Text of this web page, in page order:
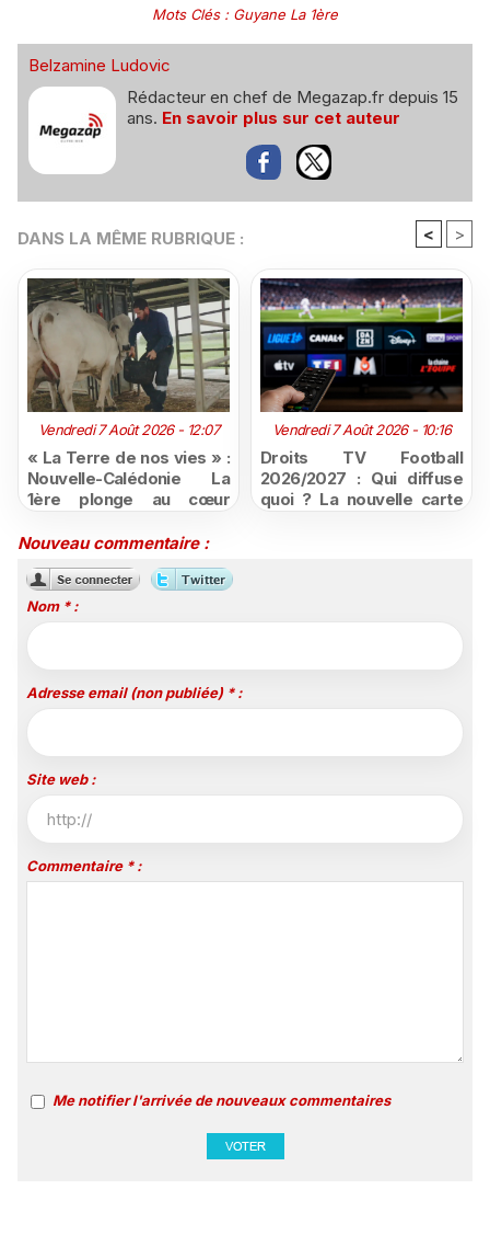
Mots Clés: Guyane La 1ère
Belzamine Ludovic
Rédacteur en chef de Megazap.fr depuis 15
ans. En savoir plus sur cet auteur
DANS LA MÊME RUBRIQUE : < >
Vendredi 7 Août 2026 - 12:07
« La Terre de nos vies » :
Nouvelle-Calédonie La
1ère plonge au cœur
mutation
Vendredi 7 Août 2026 - 10:16
Droits TV Football
2026/2027 : Qui diffuse
quoi ? La nouvelle carte
Nouveau commentaire :
Nom * :
Adresse email (non publiée) * :
Site web :
Commentaire * :
Me notifier l'arrivée de nouveaux commentaires